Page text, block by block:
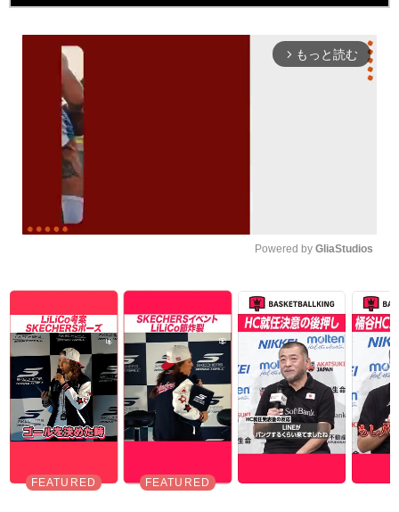
arrow_forward_ios もっと読む
Powered by GliaStudios